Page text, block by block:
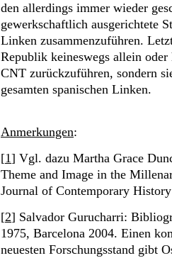
den allerdings immer wieder
gewerkschaftlich ausgerichtete
Linken zusammenzuführen.
Republik keineswegs allein
CNT zurückzuführen, sondern
gesamten spanischen Linken.
Anmerkungen:
[1] Vgl. dazu Martha Grace
Theme and Image in the
Journal of Contemporary
[2] Salvador Gurucharri:
1975, Barcelona 2004. Einen
neuesten Forschungsstand gibt